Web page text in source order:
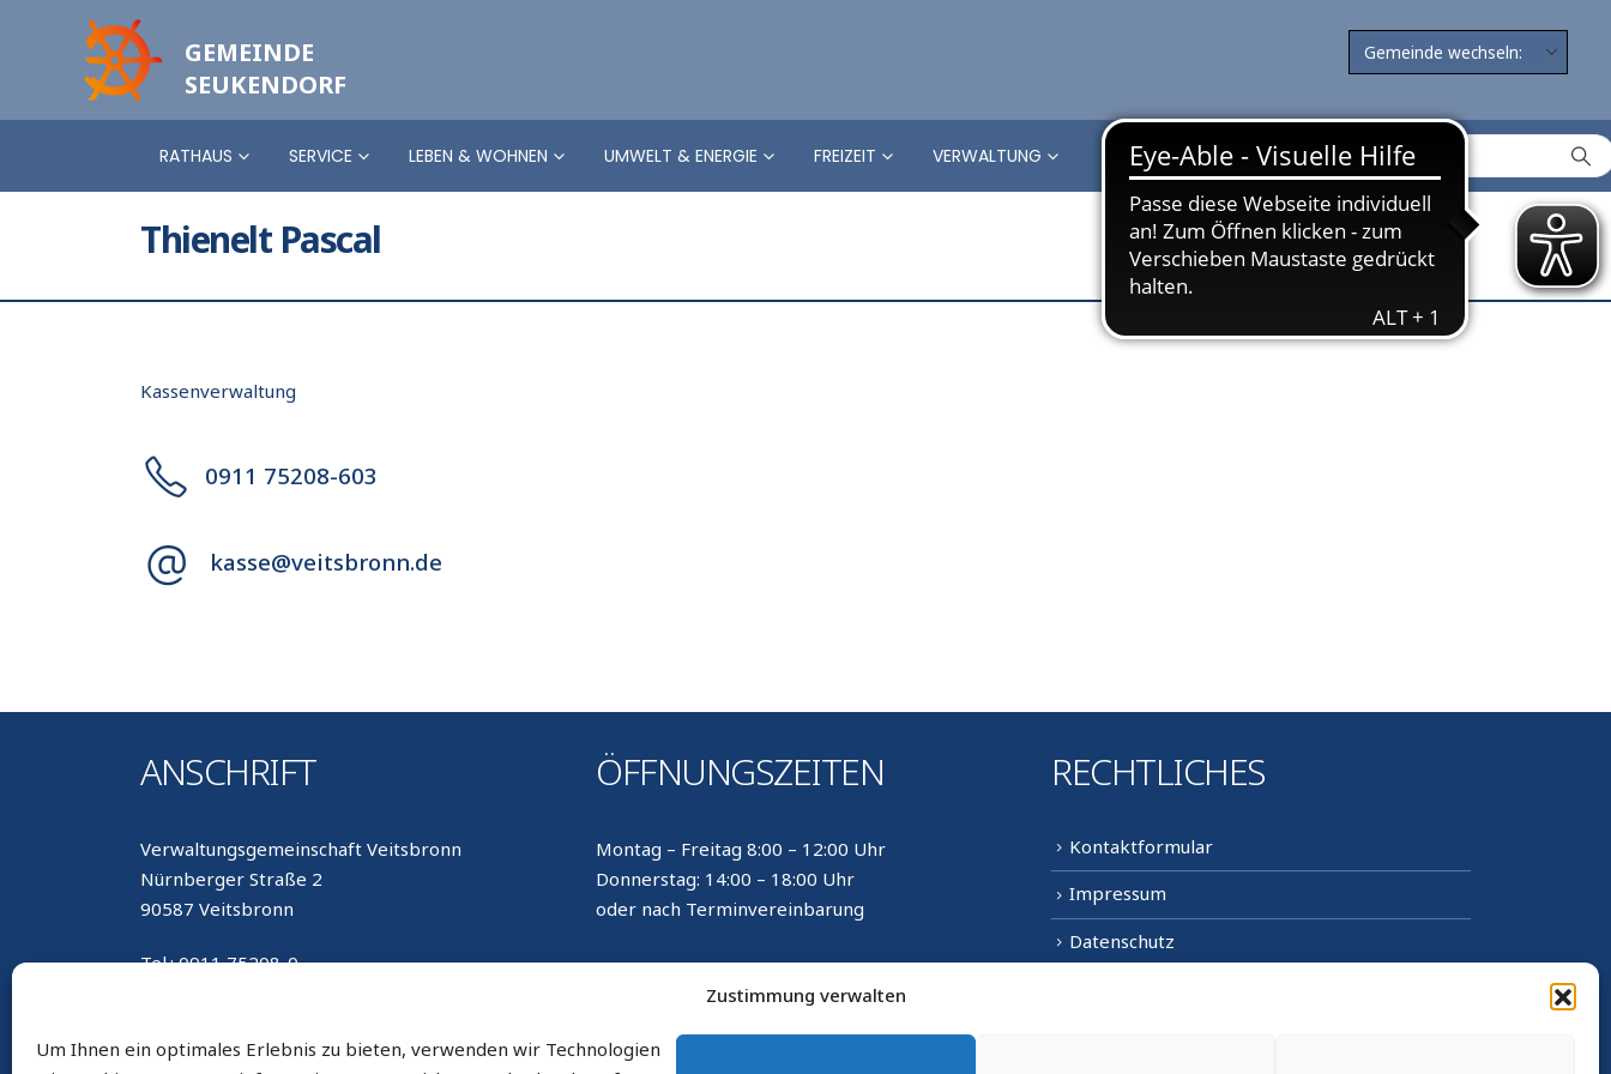
Zustimmung verwalten
Um Ihnen ein optimales Erlebnis zu bieten, verwenden wir Technologien
GEMEINDE
SEUKENDORF
RATHAUS SERVICE LEBEN & WOHNEN UMWELT & ENERGIE FREIZEIT VERWALTUNG
Thienelt Pascal
Kassenverwaltung
0911 75208-603
kasse@veitsbronn.de
ANSCHRIFT
Verwaltungsgemeinschaft Veitsbronn
Nürnberger Straße 2
90587 Veitsbronn
Tel.: 0911 75208-0
ÖFFNUNGSZEITEN
Montag – Freitag 8:00 – 12:00 Uhr
Donnerstag: 14:00 – 18:00 Uhr
oder nach Terminvereinbarung
Öffnungszeiten Bürgeramt
Dienstag: 8:00 – 12:00 und 14:00 – 16:00 Uhr
RECHTLICHES
Kontaktformular
Impressum
Datenschutz